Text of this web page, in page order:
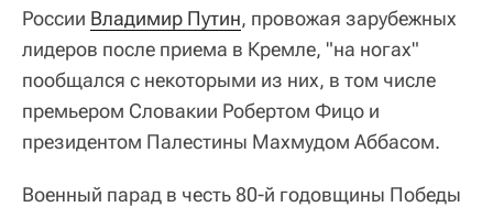
России Владимир Путин, провожая зарубежных
лидеров после приема в Кремле, "на ногах"
пообщался с некоторыми из них, в том числе
премьером Словакии Робертом Фицо и
президентом Палестины Махмудом Аббасом.
Военный парад в честь 80-й годовщины Победы